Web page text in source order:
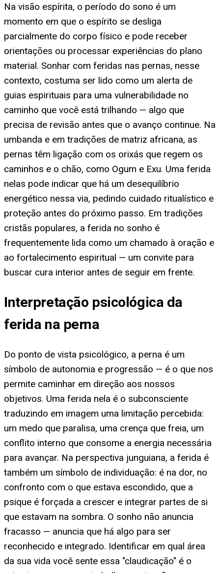
Na visão espírita, o período do sono é um
momento em que o espírito se desliga
parcialmente do corpo físico e pode receber
orientações ou processar experiências do plano
material. Sonhar com feridas nas pernas, nesse
contexto, costuma ser lido como um alerta de
guias espirituais para uma vulnerabilidade no
caminho que você está trilhando — algo que
precisa de revisão antes que o avanço continue. Na
umbanda e em tradições de matriz africana, as
pernas têm ligação com os orixás que regem os
caminhos e o chão, como Ogum e Exu. Uma ferida
nelas pode indicar que há um desequilíbrio
energético nessa via, pedindo cuidado ritualístico e
proteção antes do próximo passo. Em tradições
cristãs populares, a ferida no sonho é
frequentemente lida como um chamado à oração e
ao fortalecimento espiritual — um convite para
buscar cura interior antes de seguir em frente.
Interpretação psicológica da
ferida na perna
Do ponto de vista psicológico, a perna é um
símbolo de autonomia e progressão — é o que nos
permite caminhar em direção aos nossos
objetivos. Uma ferida nela é o subconsciente
traduzindo em imagem uma limitação percebida:
um medo que paralisa, uma crença que freia, um
conflito interno que consome a energia necessária
para avançar. Na perspectiva junguiana, a ferida é
também um símbolo de individuação: é na dor, no
confronto com o que estava escondido, que a
psique é forçada a crescer e integrar partes de si
que estavam na sombra. O sonho não anuncia
fracasso — anuncia que há algo para ser
reconhecido e integrado. Identificar em qual área
da sua vida você sente essa "claudicação" é o